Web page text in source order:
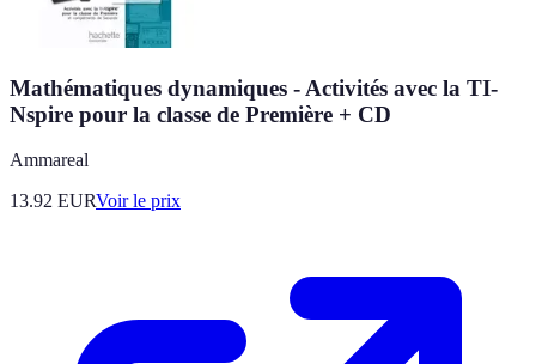
Mathématiques dynamiques - Activités avec la TI-
Nspire pour la classe de Première + CD
Ammareal
13.92 EURVoir le prix